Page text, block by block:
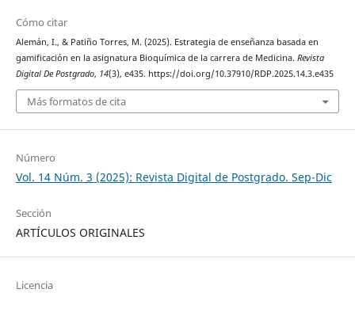
Cómo citar
Alemán, I., & Patiño Torres, M. (2025). Estrategia de enseñanza basada en
gamificación en la asignatura Bioquímica de la carrera de Medicina. Revista
Digital De Postgrado, 14(3), e435. https://doi.org/10.37910/RDP.2025.14.3.e435
Más formatos de cita
Número
Vol. 14 Núm. 3 (2025): Revista Digital de Postgrado. Sep-Dic
Sección
ARTÍCULOS ORIGINALES
Licencia